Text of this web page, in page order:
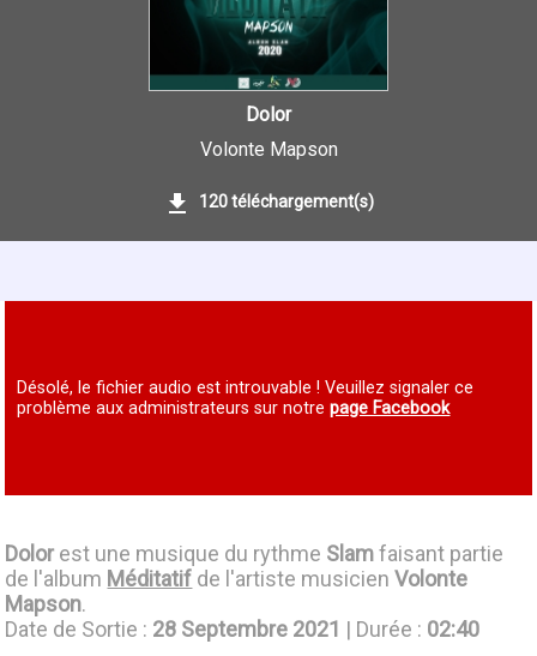
Dolor
Volonte Mapson
120 téléchargement(s)
Désolé, le fichier audio est introuvable ! Veuillez signaler ce
problème aux administrateurs sur notrepage Facebook
Dolorest une musique du rythme Slamfaisant partie
de l'album Méditatif de l'artiste musicienVolonte
Mapson.
Date de Sortie : 28 Septembre 2021 | Durée : 02:40